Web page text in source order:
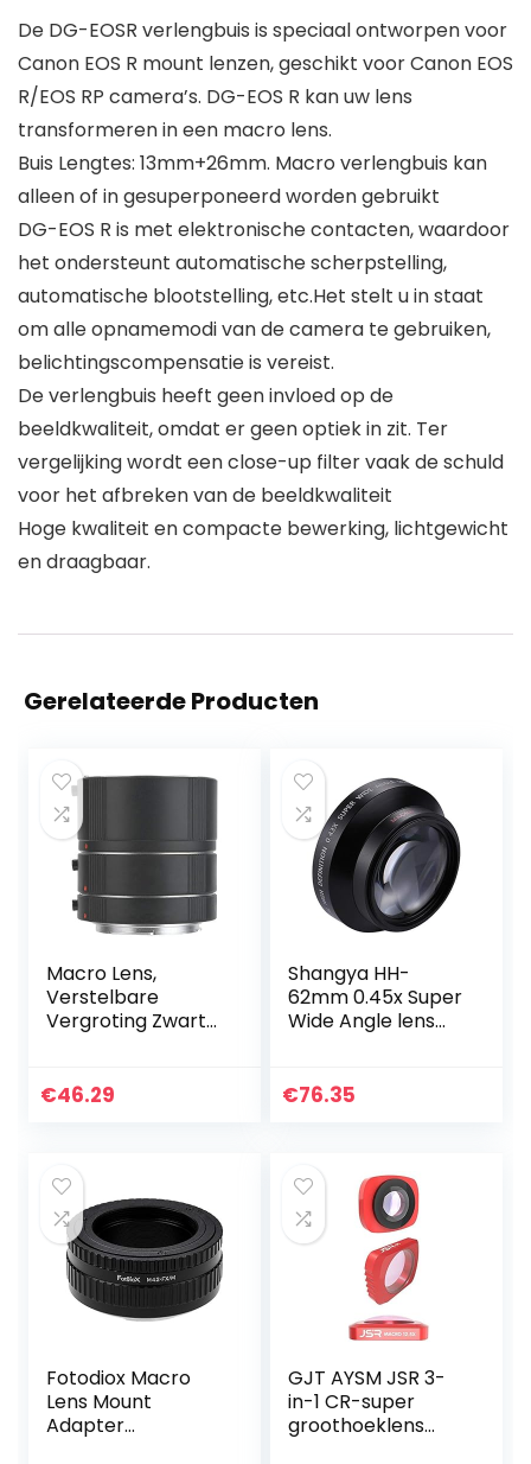
De DG-EOSR verlengbuis is speciaal ontworpen voor
Canon EOS R mount lenzen, geschikt voor Canon EOS
R/EOS RP camera’s. DG-EOS R kan uw lens
transformeren in een macro lens.
Buis Lengtes: 13mm+26mm. Macro verlengbuis kan
alleen of in gesuperponeerd worden gebruikt
DG-EOS R is met elektronische contacten, waardoor
het ondersteunt automatische scherpstelling,
automatische blootstelling, etc.Het stelt u in staat
om alle opnamemodi van de camera te gebruiken,
belichtingscompensatie is vereist.
De verlengbuis heeft geen invloed op de
beeldkwaliteit, omdat er geen optiek in zit. Ter
vergelijking wordt een close-up filter vaak de schuld
voor het afbreken van de beeldkwaliteit
Hoge kwaliteit en compacte bewerking, lichtgewicht
en draagbaar.
Gerelateerde Producten
Macro Lens,
Verstelbare
Vergroting Zwart
Macro Adapter
€46.29
Shangya HH-
62mm 0.45x Super
Wide Angle lens
€76.35
Fotodiox Macro
Lens Mount
Adapter
GJT AYSM JSR 3-
in-1 CR-super
groothoeklens